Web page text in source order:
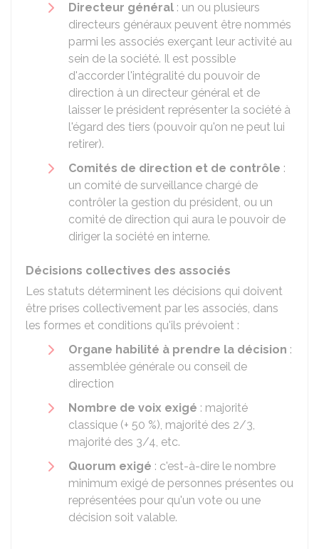
Directeur général : un ou plusieurs
directeurs généraux peuvent être nommés
parmi les associés exerçant leur activité au
sein de la société. Il est possible
d'accorder l'intégralité du pouvoir de
direction à un directeur général et de
laisser le président représenter la société à
l'égard des tiers (pouvoir qu'on ne peut lui
retirer).
Comités de direction et de contrôle :
un comité de surveillance chargé de
contrôler la gestion du président, ou un
comité de direction qui aura le pouvoir de
diriger la société en interne.
Décisions collectives des associés
Les statuts déterminent les décisions qui doivent
être prises collectivement par les associés, dans
les formes et conditions qu'ils prévoient :
Organe habilité à prendre la décision :
assemblée générale ou conseil de
direction
Nombre de voix exigé : majorité
classique (+ 50 %), majorité des 2/3,
majorité des 3/4, etc.
Quorum exigé : c'est-à-dire le nombre
minimum exigé de personnes présentes ou
représentées pour qu'un vote ou une
décision soit valable.